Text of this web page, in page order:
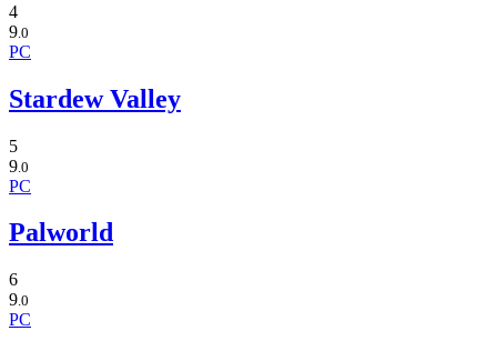
4
9 .0
PC
Stardew Valley
5
9 .0
PC
Palworld
6
9.0
PC